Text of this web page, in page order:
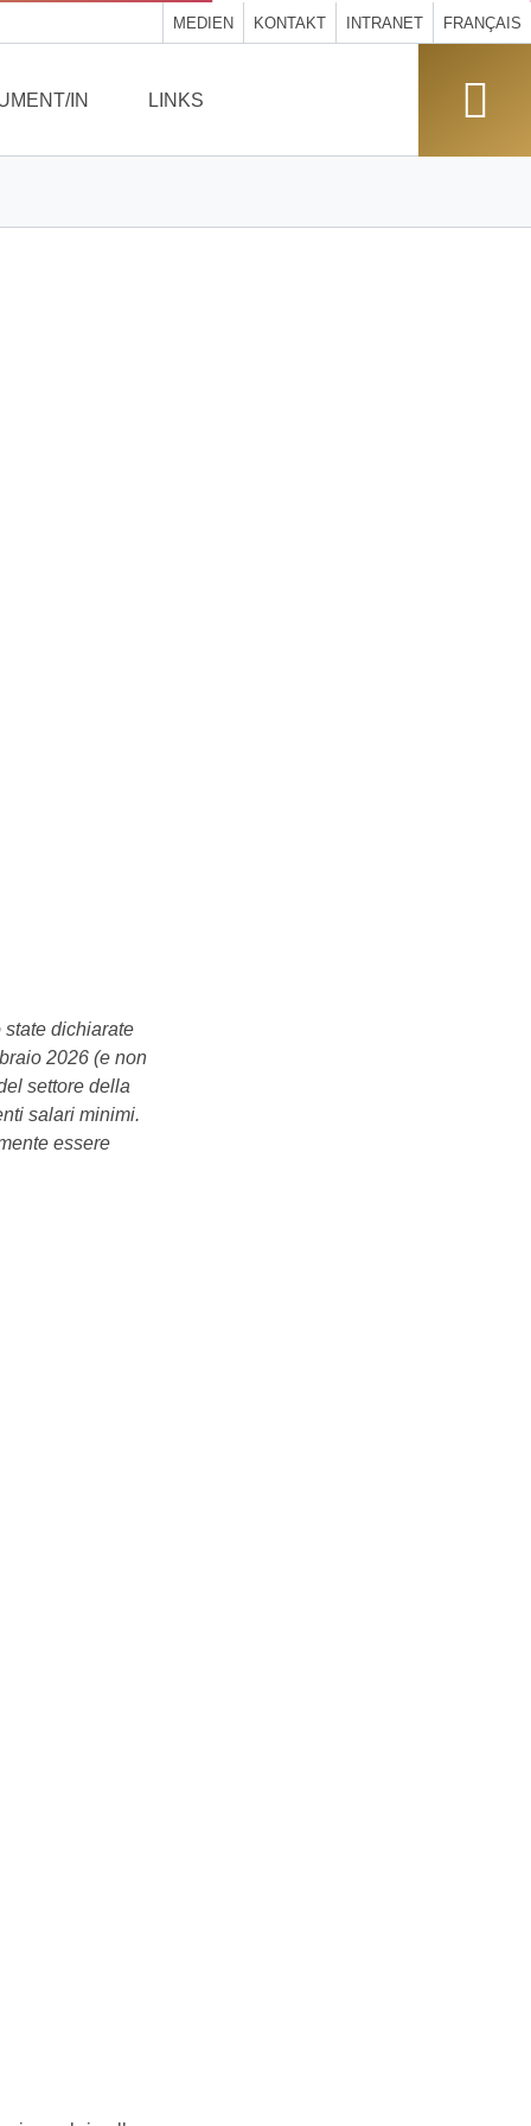
MEDIEN KONTAKT INTRANET FRANÇAIS
IN LINKS
dichiarate
2026 (e non
settore della
salari minimi.
essere